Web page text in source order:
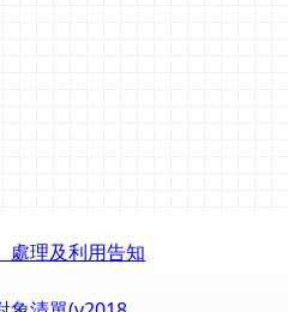
處理及利用告知